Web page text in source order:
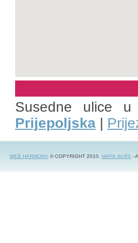
Susedne ulice
Prijepoljska |
WEB HARMONY © COPYRIGHT 2010. MAPA.IN.RS -